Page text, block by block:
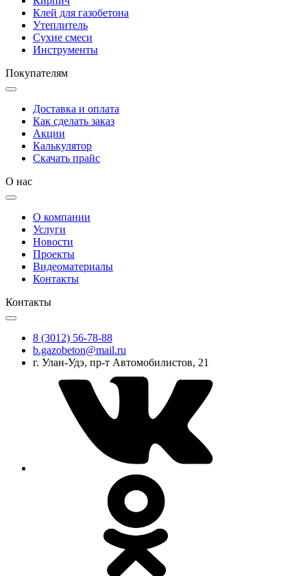
Клей для газобетона
Утеплитель
Сухие смеси
Инструменты
Покупателям
Доставка и оплата
Как сделать заказ
Акции
Калькулятор
Скачать прайс
О нас
О компании
Услуги
Новости
Проекты
Видеоматериалы
Контакты
Контакты
8 (3012) 56-78-88
b.gazobeton@mail.ru
г. Улан-Удэ, пр-т Автомобилистов, 21